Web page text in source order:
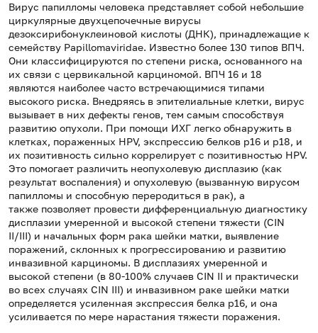
Вирус папилломы человека представляет собой небольшие
циркулярные двухцепочечные вирусы
дезоксирибонуклеиновой кислоты (ДНК), принадлежащие к
семейству Papillomaviridae. Известно более 130 типов ВПЧ.
Они классифицируются по степени риска, основанного на
их связи с цервикальной карциномой. ВПЧ 16 и 18
являются наиболее часто встречающимися типами
высокого риска. Внедряясь в эпителиальные клетки, вирус
вызывает в них дефекты генов, тем самым способствуя
развитию опухоли. При помощи ИХГ легко обнаружить в
клетках, пораженных HPV, экспрессию белков p16 и p18, и
их позитивность сильно коррелирует с позитивностью HPV.
Это помогает различить неопухолевую дисплазию (как
результат воспаления) и опухолевую (вызванную вирусом
папилломы и способную переродиться в рак), а
также позволяет провести дифференциальную диагностику
дисплазии умеренной и высокой степени тяжести (CIN
II/III) и начальных форм рака шейки матки, выявление
поражений, склонных к прогрессированию и развитию
инвазивной карциномы. В дисплазиях умеренной и
высокой степени (в 80-100% случаев CIN II и практически
во всех случаях CIN III) и инвазивном раке шейки матки
определяется усиленная экспрессия белка p16, и она
усиливается по мере нарастания тяжести поражения.